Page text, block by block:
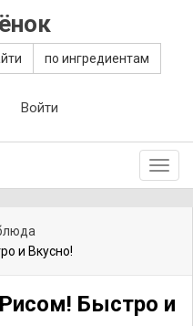
по ингредиентам
Войти
и Вкусно!
Быстро и